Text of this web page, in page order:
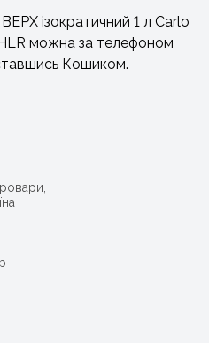
ізократичний 1 л Carlo
HLR можна за телефоном
Кошиком.